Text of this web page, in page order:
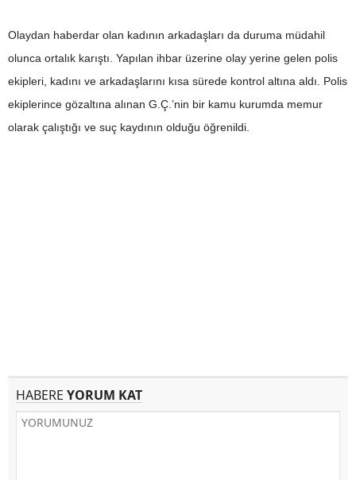
Olaydan haberdar olan kadının arkadaşları da duruma müdahil
olunca ortalık karıştı. Yapılan ihbar üzerine olay yerine gelen polis
ekipleri, kadını ve arkadaşlarını kısa sürede kontrol altına aldı. Polis
ekiplerince gözaltına alınan G.Ç.’nin bir kamu kurumda memur
olarak çalıştığı ve suç kaydının olduğu öğrenildi.
HABERE YORUM KAT